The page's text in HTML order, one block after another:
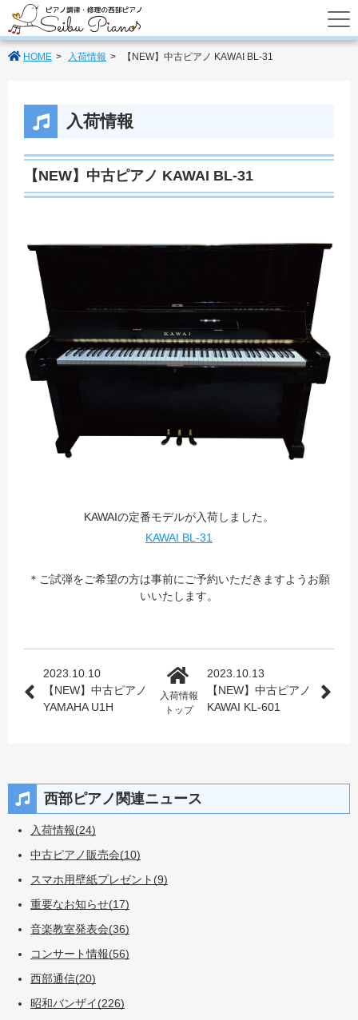
あなたのパートナーの西部ピアノでは調
HOME 入荷情報 【NEW】中古ピアノ KAWAI BL-31
入荷情報
【NEW】中古ピアノ KAWAI BL-31
KAWAIの定番モデルが入荷しました。
KAWAI BL-31
＊ご試弾をご希望の方は事前にご予約いただきますようお願
いいたします。
2023.10.10
【NEW】中古ピアノ
YAMAHA U1H
入荷情報
トップ
2023.10.13
【NEW】中古ピアノ
KAWAI KL-601
西部ピアノ関連ニュース
入荷情報(24)
中古ピアノ販売会(10)
スマホ用壁紙プレゼント(9)
重要なお知らせ(17)
音楽教室発表会(36)
コンサート情報(56)
西部通信(20)
昭和バンザイ(226)